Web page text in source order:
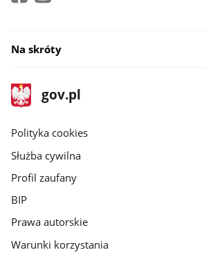
Na skróty
stopka
gov.pl
Strona
gov.pl
gov.pl
Polityka cookies
Służba cywilna
Profil zaufany
BIP
Prawa autorskie
Warunki korzystania